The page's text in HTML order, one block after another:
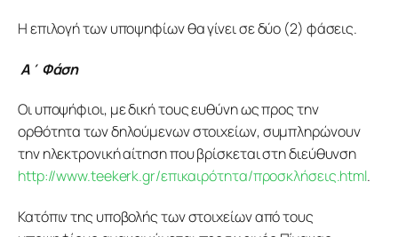
Η επιλογή των υποψηφίων θα γίνει σε δύο (2) φάσεις.
Α΄ Φάση
Οι υποψήφιοι, με δική τους ευθύνη ως προς την
ορθότητα των δηλούμενων στοιχείων, συμπληρώνουν
την ηλεκτρονική αίτηση που βρίσκεται στη διεύθυνση
http://www.teekerk.gr/επικαιρότητα/προσκλήσεις.html.
Κατόπιν της υποβολής των στοιχείων από τους